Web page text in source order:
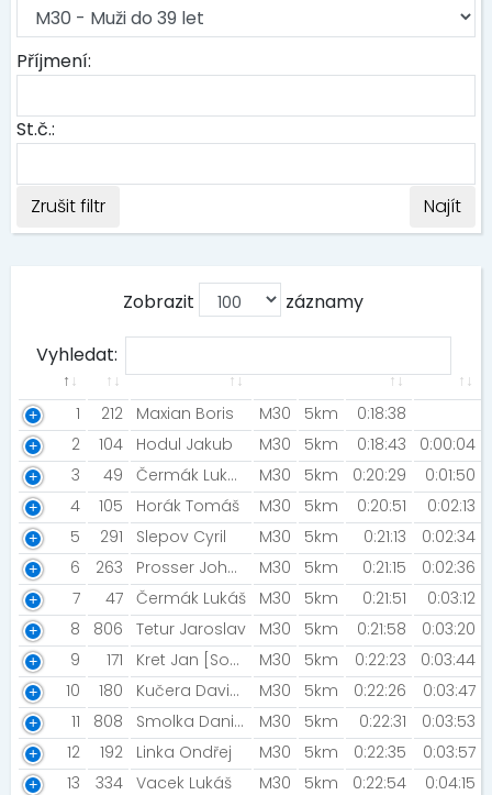
Příjmení:
St.č.:
Zrušit filtr Najít
Zobrazit záznamy
Vyhledat:
1 212 Maxian Boris M30 5km
0:18:38
2
104 Hodul Jakub M30 5km 0:18:43
0:00:04
3
49 Čermák Lukáš [PSK Olymp Praha] M30 5km 0:20:29
0:01:50
4
105 Horák Tomáš M30 5km 0:20:51
0:02:13
5
291 Slepov Cyril M30 5km 0:21:13
0:02:34
6
263 Prosser Johnny [TvK] M30 5km 0:21:15
0:02:36
7
47 Čermák Lukáš M30 5km 0:21:51
0:03:12
8
806 Tetur Jaroslav M30 5km 0:21:58
0:03:20
9
171 Kret Jan [Sonic] M30 5km 0:22:23
0:03:44
10
180 Kučera David [ZFP2022] M30 5km 0:22:26
0:03:47
11
808 Smolka Daniel M30 5km 0:22:31
0:03:53
12
192 Linka Ondřej M30 5km 0:22:35
0:03:57
13
334 Vacek Lukáš M30 5km 0:22:54
0:04:15